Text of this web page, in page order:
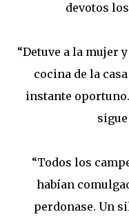
devotos
“Detuve a la mujer
cocina de la
instante oportuno.
“Todos los
habían
perdonase. Un